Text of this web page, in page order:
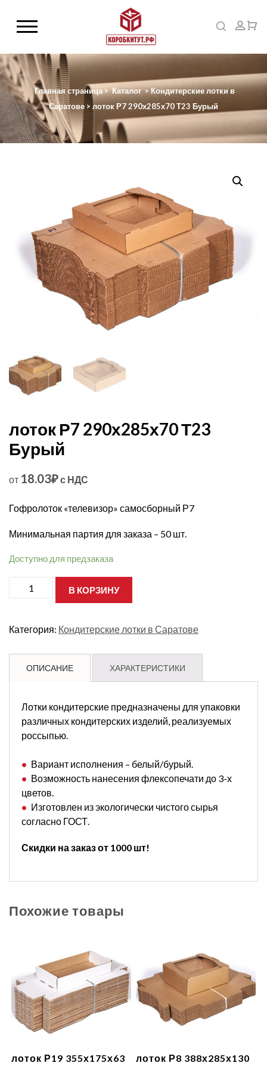
Главная страница> Каталог >Кондитерские лотки в
Саратове > лоток Р7 290х285х70 Т23 Бурый
лоток Р7 290х285х70 Т23
Бурый
от 18.03₽с НДС
Гофролоток «телевизор» самосборный Р7
Минимальная партия для заказа – 50 шт.
Доступно для предзаказа
товара
290х285х70
В КОРЗИНУ
Категория: Кондитерские лотки в Саратове
ОПИСАНИЕ ХАРАКТЕРИСТИКИ
Лотки кондитерские предназначены для упаковки
различных кондитерских изделий, реализуемых
россыпью.
Вариант исполнения – белый/бурый.
Возможность нанесения флексопечати до 3-х
цветов.
Изготовлен из экологически чистого сырья
согласно ГОСТ.
Скидки на заказ от 1000 шт!
Похожие товары
лоток Р19 355х175х63
лоток Р8 388х285х130